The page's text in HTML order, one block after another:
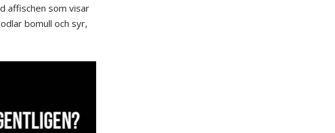
affischen som visar
bomull och syr,